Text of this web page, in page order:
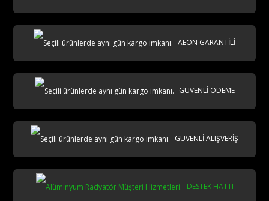
AEON GARANTİLİ
GÜVENLİ ÖDEME
GÜVENLİ ALIŞVERİŞ
DESTEK HATTI